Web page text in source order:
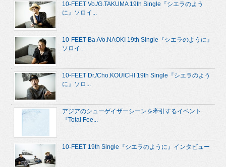
10-FEET Vo./G.TAKUMA 19th Single『シエラのよう
に』ソロイ...
10-FEET Ba./Vo.NAOKI 19th Single『シエラのように』
ソロイ...
10-FEET Dr./Cho.KOUICHI 19th Single『シエラのよう
に』ソロ...
アジアのシューゲイザーシーンを牽引するイベント
『Total Fee...
10-FEET 19th Single『シエラのように』インタビュー